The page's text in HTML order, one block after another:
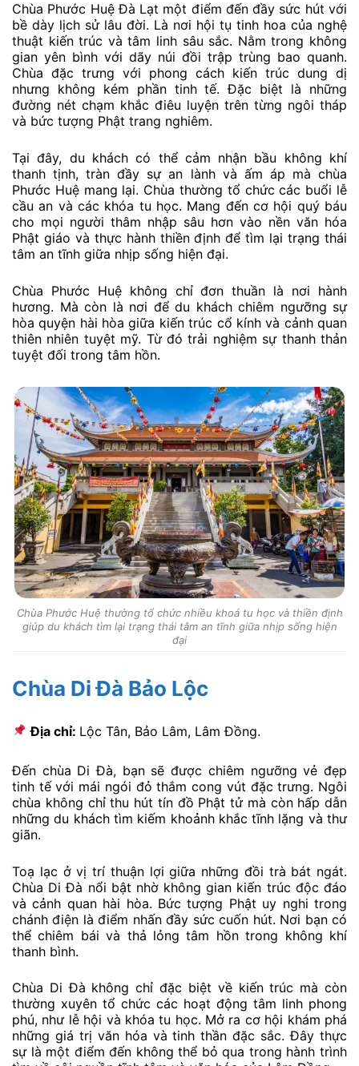
Chùa Phước Huệ Đà Lạt một điểm đến đầy sức hút với
bề dày lịch sử lâu đời. Là nơi hội tụ tinh hoa của nghệ
thuật kiến trúc và tâm linh sâu sắc. Nằm trong không
gian yên bình với dãy núi đồi trập trùng bao quanh.
Chùa đặc trưng với phong cách kiến trúc dung dị
nhưng không kém phần tinh tế. Đặc biệt là những
đường nét chạm khắc điêu luyện trên từng ngôi tháp
và bức tượng Phật trang nghiêm.
Tại đây, du khách có thể cảm nhận bầu không khí
thanh tịnh, tràn đầy sự an lành và ấm áp mà chùa
Phước Huệ mang lại. Chùa thường tổ chức các buổi lễ
cầu an và các khóa tu học. Mang đến cơ hội quý báu
cho mọi người thâm nhập sâu hơn vào nền văn hóa
Phật giáo và thực hành thiền định để tìm lại trạng thái
tâm an tĩnh giữa nhịp sống hiện đại.
Chùa Phước Huệ không chỉ đơn thuần là nơi hành
hương. Mà còn là nơi để du khách chiêm ngưỡng sự
hòa quyện hài hòa giữa kiến trúc cổ kính và cảnh quan
thiên nhiên tuyệt mỹ. Từ đó trải nghiệm sự thanh thản
tuyệt đối trong tâm hồn.
Chùa Phước Huệ thường tổ chức nhiều khoá tu học và thiền định
giúp du khách tìm lại trạng thái tâm an tĩnh giữa nhịp sống hiện
đại
Chùa Di Đà Bảo Lộc
Địa chỉ: Lộc Tân, Bảo Lâm, Lâm Đồng.
Đến chùa Di Đà, bạn sẽ được chiêm ngưỡng vẻ đẹp
tinh tế với mái ngói đỏ thắm cong vút đặc trưng. Ngôi
chùa không chỉ thu hút tín đồ Phật tử mà còn hấp dẫn
những du khách tìm kiếm khoảnh khắc tĩnh lặng và thư
giãn.
Toạ lạc ở vị trí thuận lợi giữa những đồi trà bát ngát.
Chùa Di Đà nổi bật nhờ không gian kiến trúc độc đáo
và cảnh quan hài hòa. Bức tượng Phật uy nghi trong
chánh điện là điểm nhấn đầy sức cuốn hút. Nơi bạn có
thể chiêm bái và thả lỏng tâm hồn trong không khí
thanh bình.
Chùa Di Đà không chỉ đặc biệt về kiến trúc mà còn
thường xuyên tổ chức các hoạt động tâm linh phong
phú, như lễ hội và khóa tu học. Mở ra cơ hội khám phá
những giá trị văn hóa và tinh thần đặc sắc. Đây thực
sự là một điểm đến không thể bỏ qua trong hành trình